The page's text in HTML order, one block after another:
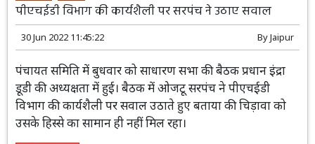
पीएचईडी विभाग की कार्यशैली पर सरपंच ने उठाए सवाल
30 Jun 2022 11:45:22 ByJaipur
पंचायत समिति में बुधवार को साधारण सभा की बैठक प्रधान इंद्रा
डूडी की अध्यक्षता में हुई। बैठक में ओजटू सरपंच ने पीएचईडी
विभाग की कार्यशैली पर सवाल उठाते हुए बताया की चिड़ावा को
उसके हिस्से का सामान ही नहीं मिल रहा।